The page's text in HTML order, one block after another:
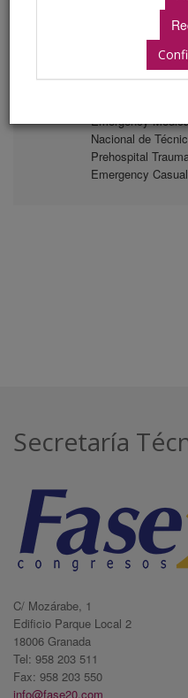
Técnico en
Emergencias
Instructor en
Emergency
Nacional de
Prehospital
Emergency
Secretaría
C/ Mozárabe, 1
Edificio Parque Local 2
18006 Granada
Tel: 958 203 511
Fax: 958 203 550
info@fase20.com